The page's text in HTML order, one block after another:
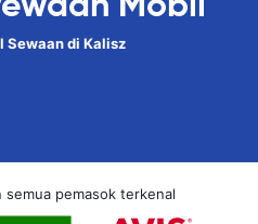
Sewaan di Kalisz
semua pemasok terkenal